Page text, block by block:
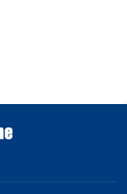
thẩm mỹ và các
laptop Bàn
T440
được thay